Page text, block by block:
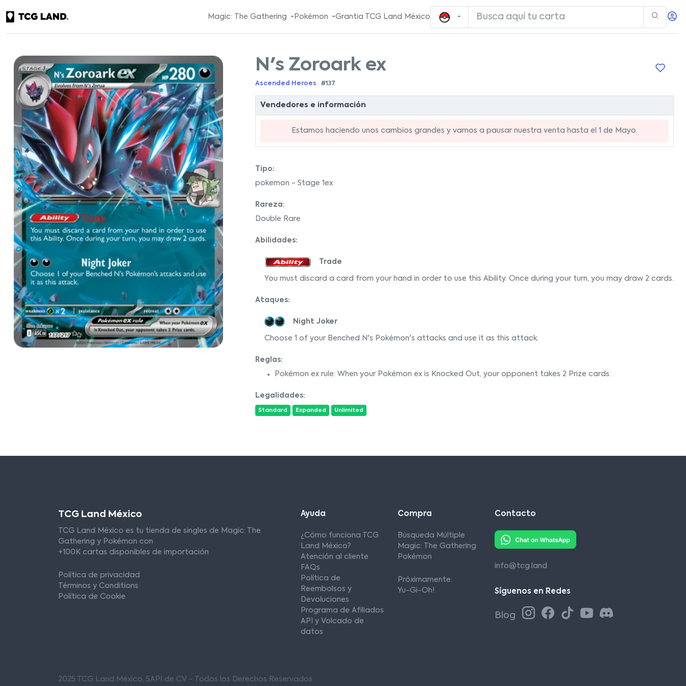
Magic: The Gathering Pokémon Grantia TCG Land México
N's Zoroark ex
Ascended Heroes #137
Vendedores e información
Estamos haciendo unos cambios grandes y vamos a pausar nuestra venta hasta el 1 de Mayo.
Tipo:
pokemon - Stage 1ex
Rareza:
Double Rare
Abilidades:
Trade
You must discard a card from your hand in order to use this Ability. Once during your turn, you may draw 2 cards.
Ataques:
Night Joker
Choose 1 of your Benched N's Pokémon's attacks and use it as this attack.
Reglas:
Pokémon ex rule: When your Pokémon ex is Knocked Out, your opponent takes 2 Prize cards.
Legalidades:
Standard Expanded Unlimited
TCG Land México
TCG Land México es tu tienda de singles de Magic: The
Gathering y Pokémon con
+100K cartas disponibles de importación
Política de privacidad
Términos y Conditions
Política de Cookie
Ayuda
¿Cómo funciona TCG
Land México?
Atención al cliente
FAQs
Política de
Reembolsos y
Devoluciones
Programa de Afiliados
API y Volcado de
datos
Compra
Búsqueda Múltiple
Magic: The Gathering
Pokémon
Próximamente:
Yu-Gi-Oh!
Contacto
info@tcg.land
Síguenos en Redes
Blog
2025 TCG Land México, SAPI de CV - Todos los Derechos Reservados